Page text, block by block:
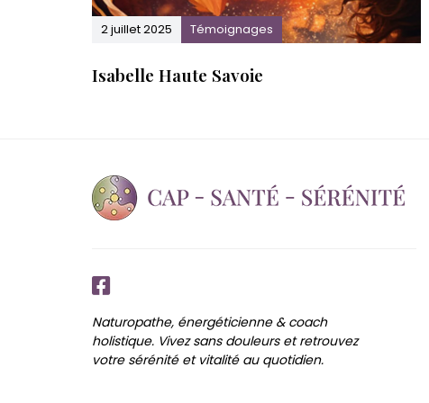
2 juillet 2025 Témoignages
Isabelle Haute Savoie
Naturopathe, énergéticienne & coach
holistique. Vivez sans douleurs et retrouvez
votre sérénité et vitalité au quotidien.